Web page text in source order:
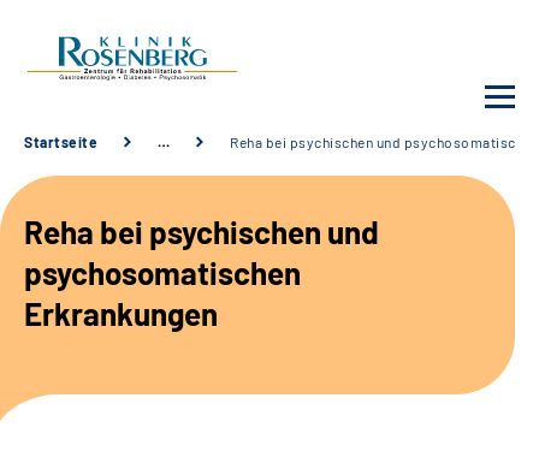
Unsere Klinik
Unsere Angebote
Service
Startseite … Reha bei psychischen und
Reha bei psychischen und
psychosomatischen
Erkrankungen